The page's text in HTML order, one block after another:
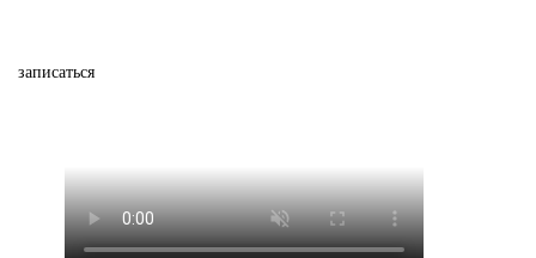
записаться